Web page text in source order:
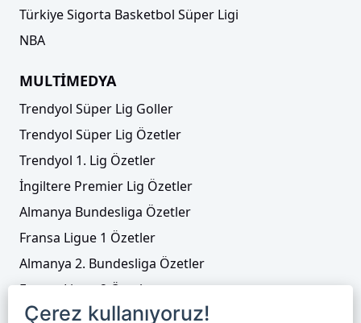
Türkiye Sigorta Basketbol Süper Ligi
NBA
MULTİMEDYA
Trendyol Süper Lig Goller
Trendyol Süper Lig Özetler
Trendyol 1. Lig Özetler
İngiltere Premier Lig Özetler
Almanya Bundesliga Özetler
Fransa Ligue 1 Özetler
Almanya 2. Bundesliga Özetler
Fransa Ligue 2 Özetler
Tenis
Çerez kullanıyoruz!